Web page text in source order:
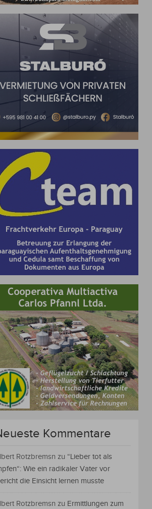
Kommentare
Rotzbremsn zu “Lieber tot als
Wie ein radikaler Vater vor
die Einsicht lernen musste
Rotzbremsn zu Ermittlungen zum